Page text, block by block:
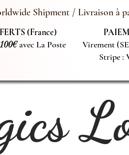
Shipment / Livraison à
(France)
100€avec La Poste
Virement
Stripe :